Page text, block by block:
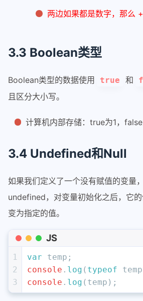
两边如果都是数字，那么
3.3 Boolean类型
Boolean类型的数据使用 true 和
且区分大小写。
计算机内部存储：true为1，false
3.4 Undefined和Null
如果我们定义了一个没有赋值的变量
undefined，对变量初始化之后，它
变为指定的值。
JS
1
2
3
var temp;
console . log ( typeof
console . log